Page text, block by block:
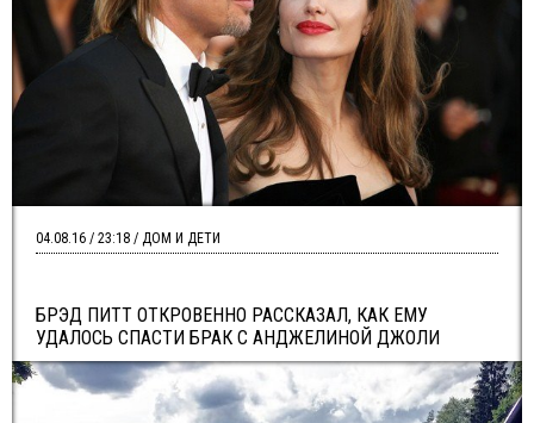
БРЭД ПИТТ ОТКРОВЕННО РАССКАЗАЛ, КАК ЕМУ
УДАЛОСЬ СПАСТИ БРАК С АНДЖЕЛИНОЙ ДЖОЛИ
04.08.16 / 23:18 / ДОМ И ДЕТИ